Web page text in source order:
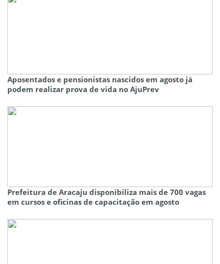
Aposentados e pensionistas nascidos em agosto já
podem realizar prova de vida no AjuPrev
Prefeitura de Aracaju disponibiliza mais de 700 vagas
em cursos e oficinas de capacitação em agosto